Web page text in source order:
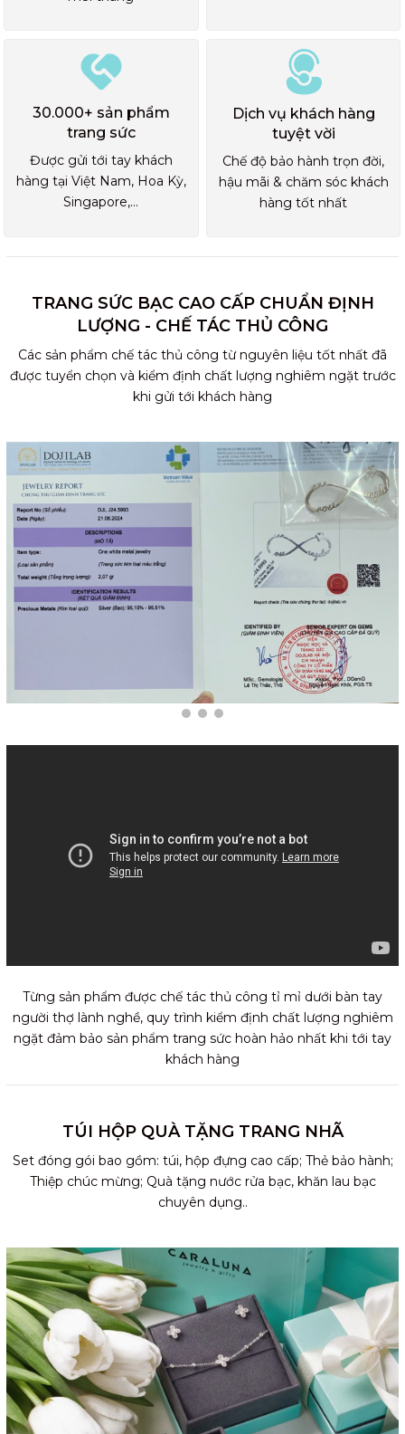
30.000+ sản phẩm
trang sức
Được gửi tới tay khách
hàng tại Việt Nam, Hoa Kỳ,
Singapore,...
Dịch vụ khách hàng
tuyệt vời
Chế độ bảo hành trọn đời,
hậu mãi & chăm sóc khách
hàng tốt nhất
TRANG SỨC BẠC CAO CẤP CHUẨN ĐỊNH
LƯỢNG - CHẾ TÁC THỦ CÔNG
Các sản phẩm chế tác thủ công từ nguyên liệu tốt nhất đã
được tuyển chọn và kiểm định chất lượng nghiêm ngặt trước
khi gửi tới khách hàng
Từng sản phẩm được chế tác thủ công tỉ mỉ dưới bàn tay
người thợ lành nghề, quy trình kiểm định chất lượng nghiêm
ngặt đảm bảo sản phẩm trang sức hoàn hảo nhất khi tới tay
khách hàng
TÚI HỘP QUÀ TẶNG TRANG NHÃ
Set đóng gói bao gồm: túi, hộp đựng cao cấp; Thẻ bảo hành;
Thiệp chúc mừng; Quà tặng nước rửa bạc, khăn lau bạc
chuyên dụng..